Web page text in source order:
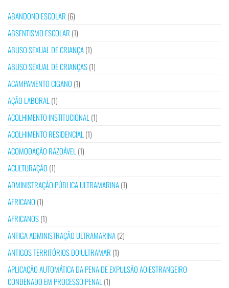
ABANDONO ESCOLAR (6)
ABSENTISMO ESCOLAR (1)
ABUSO SEXUAL DE CRIANÇA(1)
ABUSO SEXUAL DE CRIANÇAS(1)
ACAMPAMENTO CIGANO (1)
AÇÃO LABORAL (1)
ACOLHIMENTO INSTITUCIONAL (1)
ACOLHIMENTO RESIDENCIAL (1)
ACOMODAÇÃO RAZOÁVEL (1)
ACULTURAÇÃO (1)
ADMINISTRAÇÃO PÚBLICA ULTRAMARINA(1)
AFRICANO (1)
AFRICANOS(1)
ANTIGA ADMINISTRAÇÃO ULTRAMARINA(2)
ANTIGOS TERRITÓRIOS DO ULTRAMAR (1)
APLICAÇÃO AUTOMÁTICA DA PENA DE EXPULSÃO AO ESTRANGEIRO
CONDENADO EM PROCESSO PENAL (1)